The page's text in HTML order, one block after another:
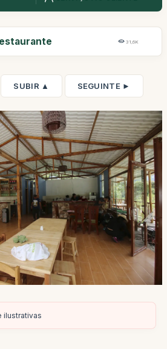
31,6K
SUBIR ▲ SEGUINTE ►
ilustrativas